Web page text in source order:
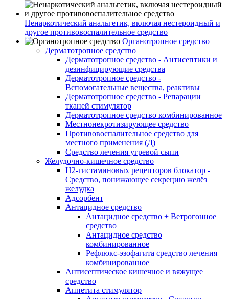
Ненаркотический анальгетик, включая нестероидный и
другое противовоспалительное средство
Органотропное средство
Дерматотропное средство
Дерматотропное средство - Антисептики и
дезинфицирующие средства
Дерматотропное средство -
Вспомогательные вещества, реактивы
Дерматотропное средство - Репарации
тканей стимулятор
Дерматотропное средство комбинированное
Местнонекротизирующее средство
Противовоспалительное средство для
местного применения (Д)
Средство лечения угревой сыпи
Желудочно-кишечное средство
H2-гистаминовых рецепторов блокатор -
Средство, понижающее секрецию желёз
желудка
Адсорбент
Антацидное средство
Антацидное средство + Ветрогонное
средство
Антацидное средство
комбинированное
Рефлюкс-эзофагита средство лечения
комбинированное
Антисептическое кишечное и вяжущее
средство
Аппетита стимулятор